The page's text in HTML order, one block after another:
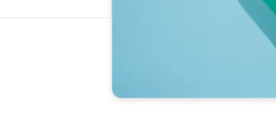
en vervolgstappen